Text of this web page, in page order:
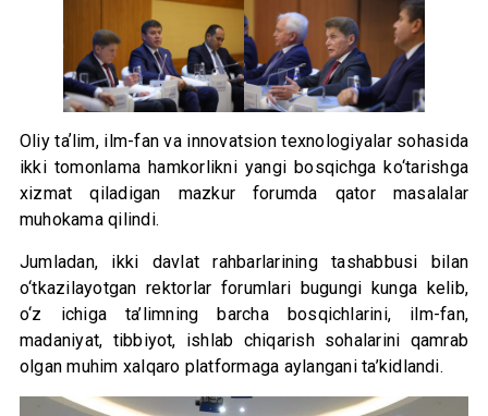
Oliy taʼlim, ilm-fan va innovatsion texnologiyalar sohasida
ikki tomonlama hamkorlikni yangi bosqichga ko‘tarishga
xizmat qiladigan mazkur forumda qator masalalar
muhokama qilindi.
Jumladan, ikki davlat rahbarlarining tashabbusi bilan
o‘tkazilayotgan rektorlar forumlari bugungi kunga kelib,
o‘z ichiga ta’limning barcha bosqichlarini, ilm-fan,
madaniyat, tibbiyot, ishlab chiqarish sohalarini qamrab
olgan muhim xalqaro platformaga aylangani ta’kidlandi.